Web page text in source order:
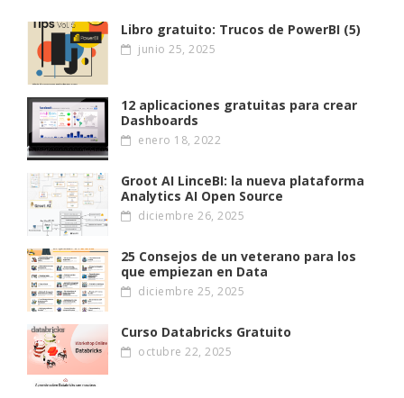
Libro gratuito: Trucos de PowerBI (5)
junio 25, 2025
12 aplicaciones gratuitas para crear
Dashboards
enero 18, 2022
Groot AI LinceBI: la nueva plataforma
Analytics AI Open Source
diciembre 26, 2025
25 Consejos de un veterano para los
que empiezan en Data
diciembre 25, 2025
Curso Databricks Gratuito
octubre 22, 2025